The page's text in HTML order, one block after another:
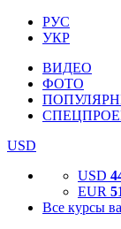
РУС
УКР
ВИДЕО
ФОТО
USD
USD
EUR
Все курсы